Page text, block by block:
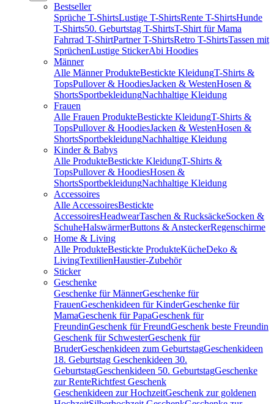
Bestseller
Sprüche T-ShirtsLustige T-ShirtsRente T-ShirtsHunde
T-Shirts50. Geburtstag T-ShirtsT-Shirt für Mama
Fahrrad T-ShirtPartner T-ShirtsRetro T-ShirtsTassen mit
SprüchenLustige StickerAbi Hoodies
Männer
Alle Männer ProdukteBestickte KleidungT-Shirts &
TopsPullover & HoodiesJacken & WestenHosen &
ShortsSportbekleidungNachhaltige Kleidung
Frauen
Alle Frauen ProdukteBestickte KleidungT-Shirts &
TopsPullover & HoodiesJacken & WestenHosen &
ShortsSportbekleidungNachhaltige Kleidung
Kinder & Babys
Alle ProdukteBestickte KleidungT-Shirts &
TopsPullover & HoodiesHosen &
ShortsSportbekleidungNachhaltige Kleidung
Accessoires
Alle AccessoiresBestickte
AccessoiresHeadwearTaschen & RucksäckeSocken &
SchuheHalswärmerButtons & AnsteckerRegenschirme
Home & Living
Alle ProdukteBestickte ProdukteKücheDeko &
LivingTextilienHaustier-Zubehör
Sticker
Geschenke
Geschenke für MännerGeschenke für
FrauenGeschenkideen für KinderGeschenke für
MamaGeschenk für PapaGeschenk für
FreundinGeschenk für FreundGeschenk beste Freundin
Geschenk für SchwesterGeschenk für
BruderGeschenkideen zum GeburtstagGeschenkideen
18. Geburtstag Geschenkideen 30.
GeburtstagGeschenkideen 50. GeburtstagGeschenke
zur RenteRichtfest Geschenk
Geschenkideen zur HochzeitGeschenk zur goldenen